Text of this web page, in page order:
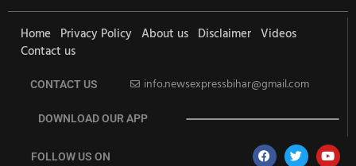
Home Privacy Policy About us Disclaimer Videos
Contact us
CONTACT US info.newsexpressbihar@gmail.com
DOWNLOAD OUR APP
FOLLOW US ON